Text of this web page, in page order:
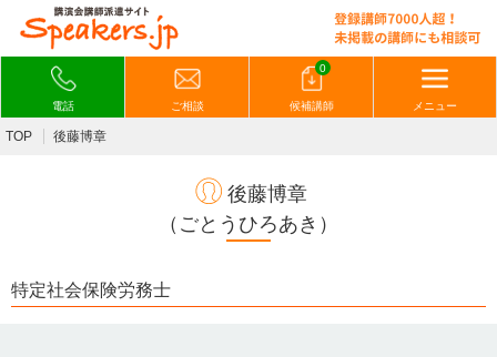
電話 ご相談
0
候補講師 メニュー
TOP 後藤博章
後藤博章
（ごとうひろあき）
特定社会保険労務士